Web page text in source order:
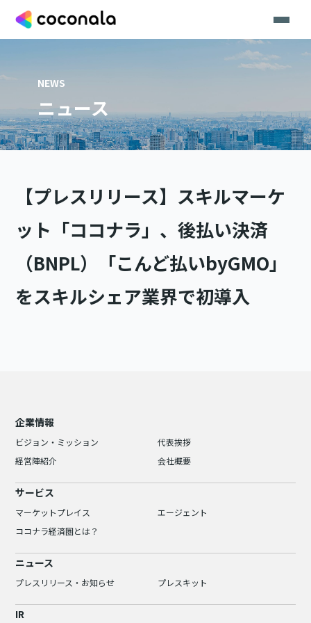
NEWS
ニュース
【プレスリリース】スキルマーケ
ット「ココナラ」、後払い決済
（BNPL）「こんど払いbyGMO」
をスキルシェア業界で初導入
企業情報
ビジョン・ミッション
代表挨拶
経営陣紹介
会社概要
サービス
マーケットプレイス
エージェント
ココナラ経済圏とは？
ニュース
プレスリリース・お知らせ プレスキット
IR